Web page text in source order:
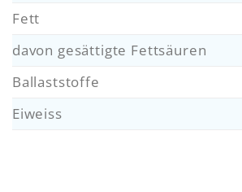
Fett
davon gesättigte Fettsäuren
Ballaststoffe
Eiweiss